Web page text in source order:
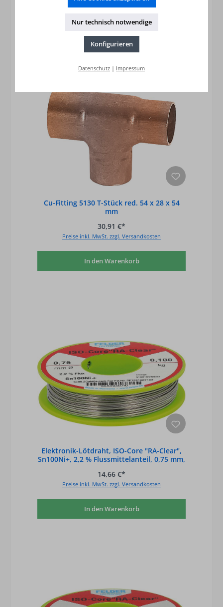
Cu-Fitting 5130 T-Stück red. 54 x 28 x 54
mm
30,91 €*
Preise inkl. MwSt. zzgl. Versandkosten
In den Warenkorb
Elektronik-Lötdraht, ISO-Core "RA-Clear",
Sn100Ni+, 2,2 % Flussmittelanteil, 0,75 mm,
14,66 €*
Preise inkl. MwSt. zzgl. Versandkosten
In den Warenkorb
Nur technisch notwendige
Konfigurieren
Datenschutz | Impressum